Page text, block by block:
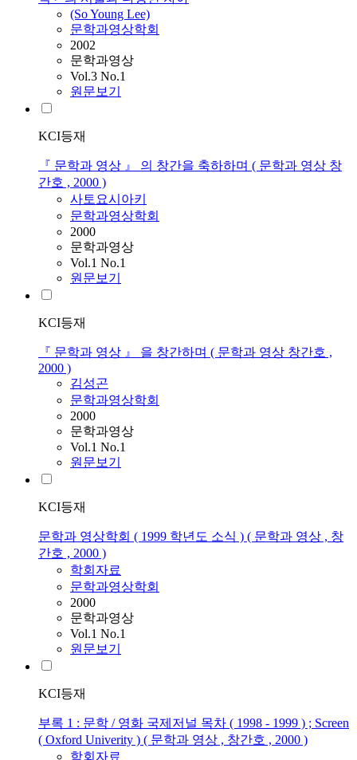
(So Young Lee)
문학과영상학회
2002
문학과영상
Vol.3 No.1
원문보기
KCI등재
『 문학과 영상 』 의 창간을 축하하며 ( 문학과 영상 창
간호 , 2000 )
사토요시아키
문학과영상학회
2000
문학과영상
Vol.1 No.1
원문보기
KCI등재
『 문학과 영상 』 을 창간하며 ( 문학과 영상 창간호 ,
2000 )
김성곤
문학과영상학회
2000
문학과영상
Vol.1 No.1
원문보기
KCI등재
문학과 영상학회 ( 1999 학년도 소식 ) ( 문학과 영상 , 창
간호 , 2000 )
학회자료
문학과영상학회
2000
문학과영상
Vol.1 No.1
원문보기
KCI등재
부록 1 : 문학 / 영화 국제저널 목차 ( 1998 - 1999 ) ; Screen
( Oxford Univerity ) ( 문학과 영상 , 창간호 , 2000 )
학회자료